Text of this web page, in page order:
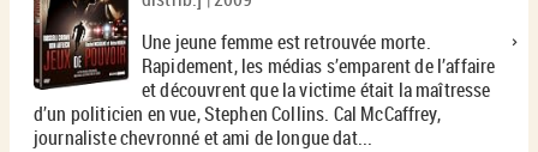
Une jeune femme est retrouvée morte.
Rapidement, les médias s’emparent de l’affaire
et découvrent que la victime était la maîtresse
d’un politicien en vue, Stephen Collins. Cal McCaffrey,
journaliste chevronné et ami de longue dat...